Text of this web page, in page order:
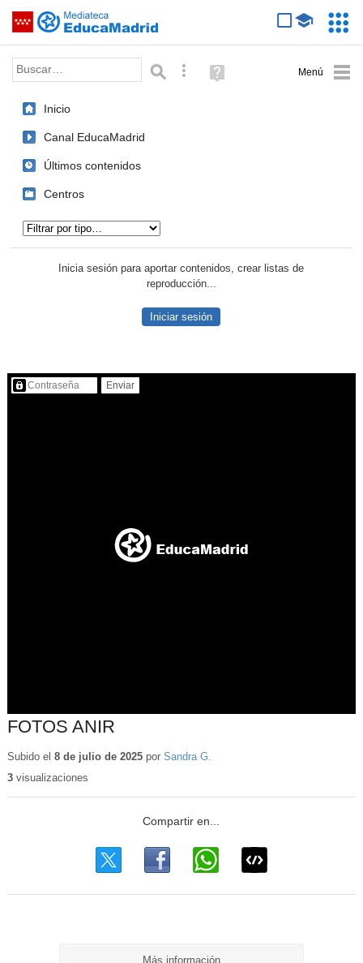
Saltar navegación
Palabra o frase: Búsqueda avanzada
Ayuda
(en
Inicio
Canal EducaMadrid
Últimos contenidos
Centros
Inicia sesión para aportar contenidos, crear listas de
reproducción...
Iniciar sesión
Contenido protegido…
FOTOS ANIR
Subido el 8 de julio de 2025por Sandra G.
3visualizaciones
Más información